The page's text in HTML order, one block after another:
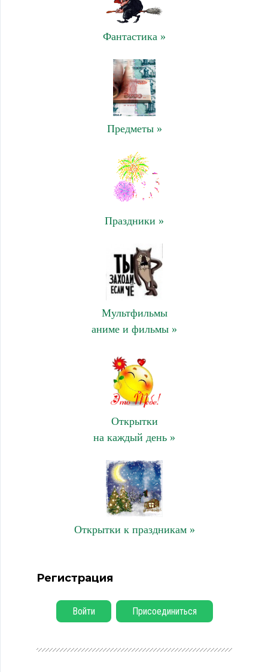
Фантастика »
Предметы »
Праздники »
Мультфильмы
аниме и фильмы »
Открытки
на каждый день »
Открытки к праздникам »
Регистрация
Войти Присоединиться